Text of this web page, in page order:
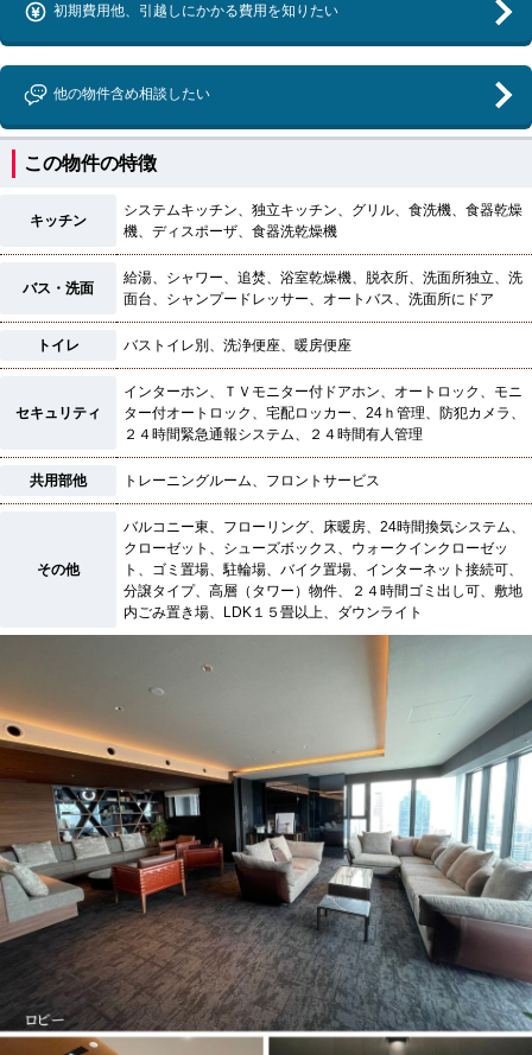
初期費用他、引越しにかかる費用を知りたい
他の物件含め相談したい
この物件の特徴
キッチン
システムキッチン、独立キッチン、グリル、食洗機、食器乾燥
機、ディスポーザ、食器洗乾燥機
バス・洗面
給湯、シャワー、追焚、浴室乾燥機、脱衣所、洗面所独立、洗
面台、シャンプードレッサー、オートバス、洗面所にドア
トイレ バストイレ別、洗浄便座、暖房便座
セキュリティ
インターホン、ＴＶモニター付ドアホン、オートロック、モニ
ター付オートロック、宅配ロッカー、24ｈ管理、防犯カメラ、
２４時間緊急通報システム、２４時間有人管理
共用部他 トレーニングルーム、フロントサービス
その他
バルコニー東、フローリング、床暖房、24時間換気システム、
クローゼット、シューズボックス、ウォークインクローゼッ
ト、ゴミ置場、駐輪場、バイク置場、インターネット接続可、
分譲タイプ、高層（タワー）物件、２４時間ゴミ出し可、敷地
内ごみ置き場、LDK１５畳以上、ダウンライト